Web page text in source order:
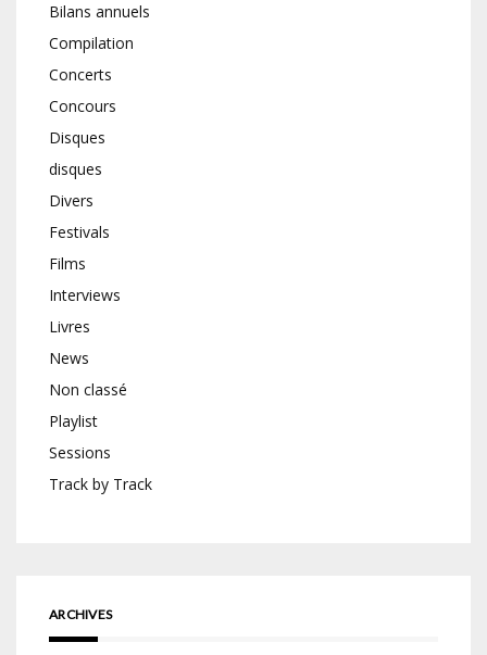
Bilans annuels
Compilation
Concerts
Concours
Disques
disques
Divers
Festivals
Films
Interviews
Livres
News
Non classé
Playlist
Sessions
Track by Track
ARCHIVES